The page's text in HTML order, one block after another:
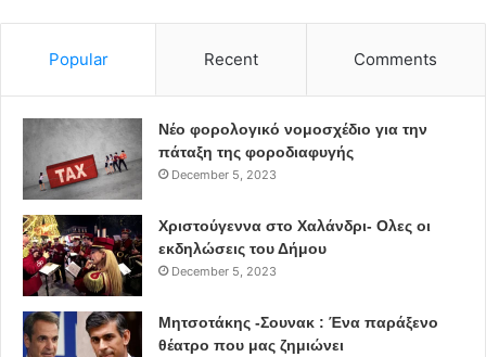
Popular Recent Comments
Νέο φορολογικό νομοσχέδιο για την
πάταξη της φοροδιαφυγής
December 5, 2023
Χριστούγεννα στο Χαλάνδρι- Ολες οι
εκδηλώσεις του Δήμου
December 5, 2023
Μητσοτάκης -Σουνακ : Ένα παράξενο
θέατρο που μας ζημιώνει